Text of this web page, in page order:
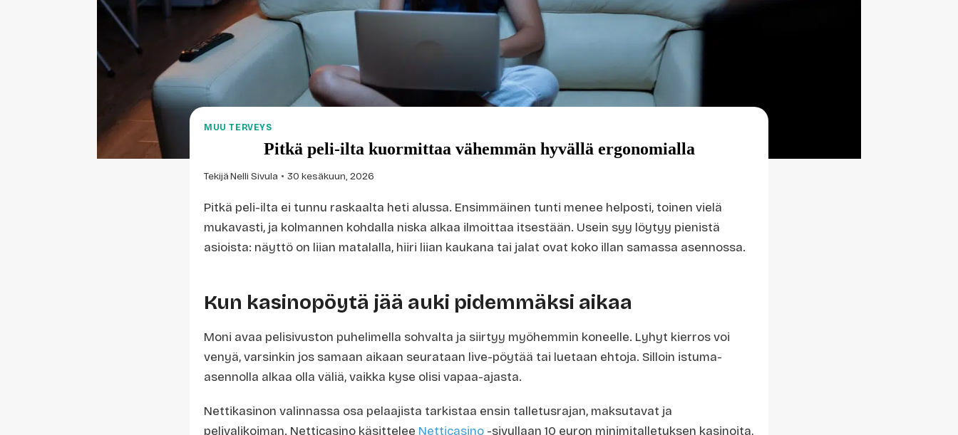
MUU TERVEYS
Pitkä peli-ilta kuormittaa vähemmän hyvällä ergonomialla
TekijäNelli Sivula 30 kesäkuun, 2026
Pitkä peli-ilta ei tunnu raskaalta heti alussa. Ensimmäinen tunti menee helposti, toinen vielä
mukavasti, ja kolmannen kohdalla niska alkaa ilmoittaa itsestään. Usein syy löytyy pienistä
asioista: näyttö on liian matalalla, hiiri liian kaukana tai jalat ovat koko illan samassa asennossa.
Kun kasinopöytä jää auki pidemmäksi aikaa
Moni avaa pelisivuston puhelimella sohvalta ja siirtyy myöhemmin koneelle. Lyhyt kierros voi
venyä, varsinkin jos samaan aikaan seurataan live-pöytää tai luetaan ehtoja. Silloin istuma-
asennolla alkaa olla väliä, vaikka kyse olisi vapaa-ajasta.
Nettikasinon valinnassa osa pelaajista tarkistaa ensin talletusrajan, maksutavat ja
pelivalikoiman. Netticasino käsittelee Netticasino -sivullaan 10 euron minimitalletuksen kasinoita,